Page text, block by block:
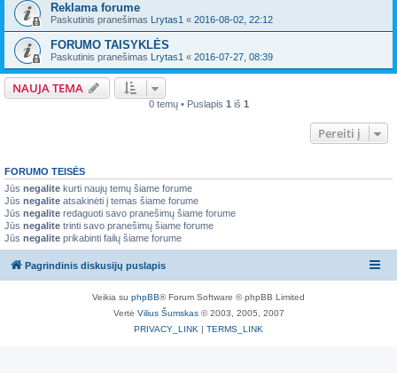
Reklama forume
Paskutinis pranešimas Lrytas1 « 2016-08-02, 22:12
FORUMO TAISYKLĖS
Paskutinis pranešimas Lrytas1 « 2016-07-27, 08:39
NAUJA TEMA
0 temų • Puslapis 1 iš 1
Pereiti į
FORUMO TEISĖS
Jūs negalite kurti naujų temų šiame forume
Jūs negalite atsakinėti į temas šiame forume
Jūs negalite redaguoti savo pranešimų šiame forume
Jūs negalite trinti savo pranešimų šiame forume
Jūs negalite prikabinti failų šiame forume
Pagrindinis diskusijų puslapis
Veikia su phpBB® Forum Software © phpBB Limited
Vertė Vilius Šumskas© 2003, 2005, 2007
PRIVACY_LINK | TERMS_LINK